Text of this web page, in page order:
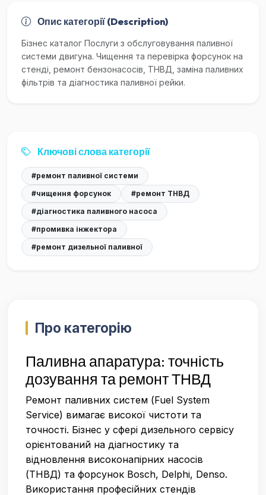
Опис категорії (Description)
Бізнес каталог Послуги з обслуговування паливної
системи двигуна. Чищення та перевірка форсунок на
стенді, ремонт бензонасосів, ТНВД, заміна паливних
фільтрів та діагностика паливної рейки.
Ключові слова категорії
#ремонт паливної системи
#чищення форсунок
#ремонт ТНВД
#діагностика паливного насоса
#промивка інжектора
#ремонт дизельної паливної
Про категорію
Паливна апаратура: точність
дозування та ремонт ТНВД
Ремонт паливних систем (Fuel System
Service) вимагає високої чистоти та
точності. Бізнес у сфері дизельного сервісу
орієнтований на діагностику та
відновлення високонапірних насосів
(ТНВД) та форсунок Bosch, Delphi, Denso.
Використання професійних стендів